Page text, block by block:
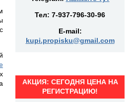
Тел: 7-937-796-30-96
E-mail:
kupi.propisku@gmail.com
АКЦИЯ: СЕГОДНЯ ЦЕНА НА
РЕГИСТРАЦИЮ!